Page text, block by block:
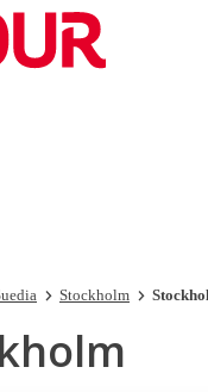
OFERTE DE
Stockholm